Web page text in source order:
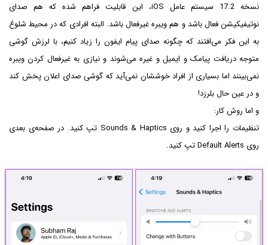
نسخه 17.2 سیستم عامل iOS، این قابلیت فراهم شده که هم صدای
نوتیفیکیشن فعال باشد و هم ویبره غیرفعال باشد. البته افرادی که در محیط شلوغ
به این فکر می‌افتند که چگونه صدای پیام ایفون را زیاد کنیم، با لرزش گوشی
متوجه دریافت پیامک و ایمیل و غیره می‌شوند و نیازی به غیرفعال کردن ویبره
نمی‌بینند اما بسیاری از افراد خوششان نمی‌آید که گوشی صدای اعلان پخش کند
و در عین حال بلرزد!
و اما روش کار:
تنظیمات را اجرا کنید و روی Sounds & Haptics تپ کنید. در صفحه‌ی بعدی
روی Default Alerts تپ کنید.